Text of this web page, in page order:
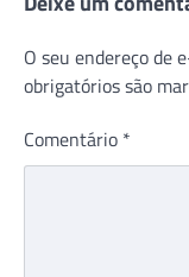
O seu endereço de
obrigatórios são
Comentário *